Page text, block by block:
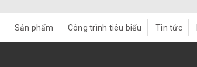
Sản phẩm Công trình tiêu biểu Tin tức